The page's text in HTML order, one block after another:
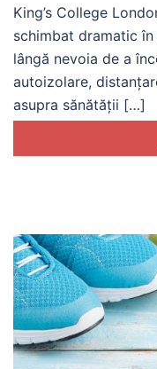
King’s College
schimbat dramatic în
lângă nevoia de a
autoizolare,
asupra sănătății […]